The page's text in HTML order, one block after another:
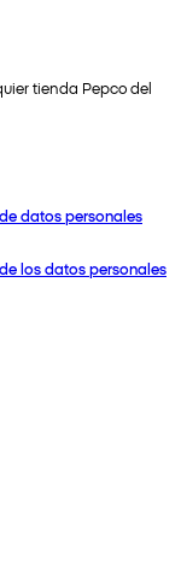
tienda Pepco del
datos personales
los datos personales